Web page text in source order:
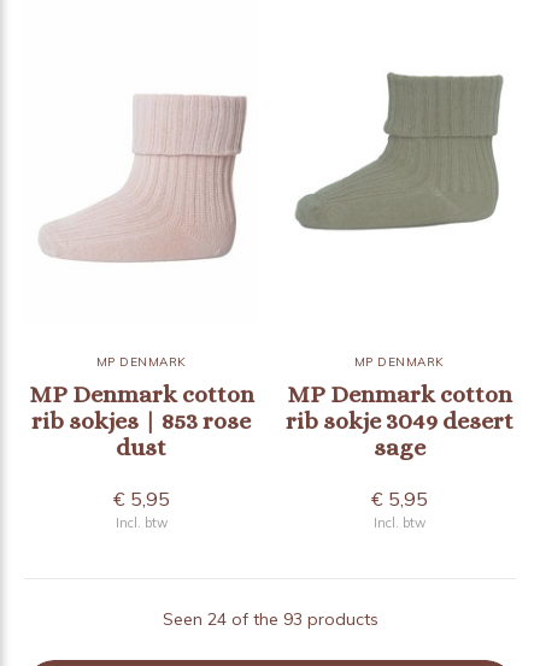
MP DENMARK
MP Denmark cotton
rib sokjes | 853 rose
dust
€ 5,95
Incl. btw
MP DENMARK
MP Denmark cotton
rib sokje 3049 desert
sage
€ 5,95
Incl. btw
Seen 24 of the 93 products